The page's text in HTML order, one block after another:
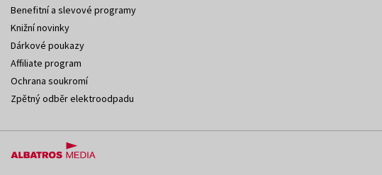
Benefitní a slevové programy
Knižní novinky
Dárkové poukazy
Affiliate program
Ochrana soukromí
Zpětný odběr elektroodpadu